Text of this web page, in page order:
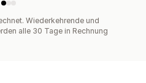
Wiederkehrende und
alle 30 Tage in Rechnung